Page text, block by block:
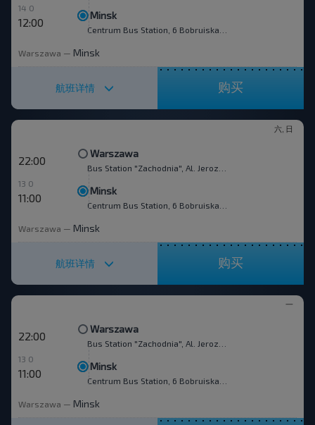
14 0
12:00
Minsk
Warszawa — Minsk
航班详情 购买
六, 日
22:00
Warszawa
13 0
11:00
Minsk
Warszawa — Minsk
航班详情 购买
一
22:00
Warszawa
13 0
11:00
Minsk
Warszawa — Minsk